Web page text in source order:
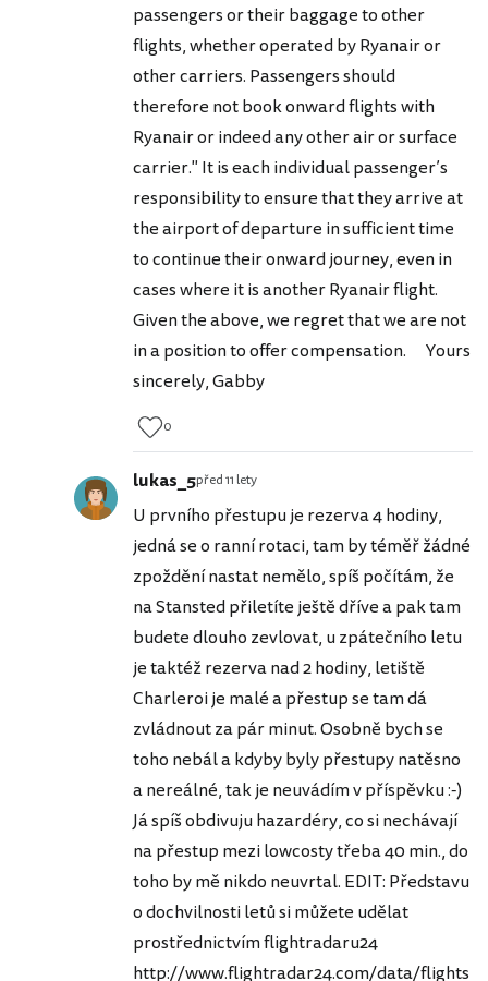
passengers or their baggage to other
flights, whether operated by Ryanair or
other carriers. Passengers should
therefore not book onward flights with
Ryanair or indeed any other air or surface
carrier." It is each individual passenger’s
responsibility to ensure that they arrive at
the airport of departure in sufficient time
to continue their onward journey, even in
cases where it is another Ryanair flight.
Given the above, we regret that we are not
in a position to offer compensation. Yours
sincerely, Gabby
0
lukas_5před 11 lety
U prvního přestupu je rezerva 4 hodiny,
jedná se o ranní rotaci, tam by téměř žádné
zpoždění nastat nemělo, spíš počítám, že
na Stansted přiletíte ještě dříve a pak tam
budete dlouho zevlovat, u zpátečního letu
je taktéž rezerva nad 2 hodiny, letiště
Charleroi je malé a přestup se tam dá
zvládnout za pár minut. Osobně bych se
toho nebál a kdyby byly přestupy natěsno
a nereálné, tak je neuvádím v příspěvku :-)
Já spíš obdivuju hazardéry, co si nechávají
na přestup mezi lowcosty třeba 40 min., do
toho by mě nikdo neuvrtal. EDIT: Představu
o dochvilnosti letů si můžete udělat
prostřednictvím flightradaru24
http://www.flightradar24.com/data/flights